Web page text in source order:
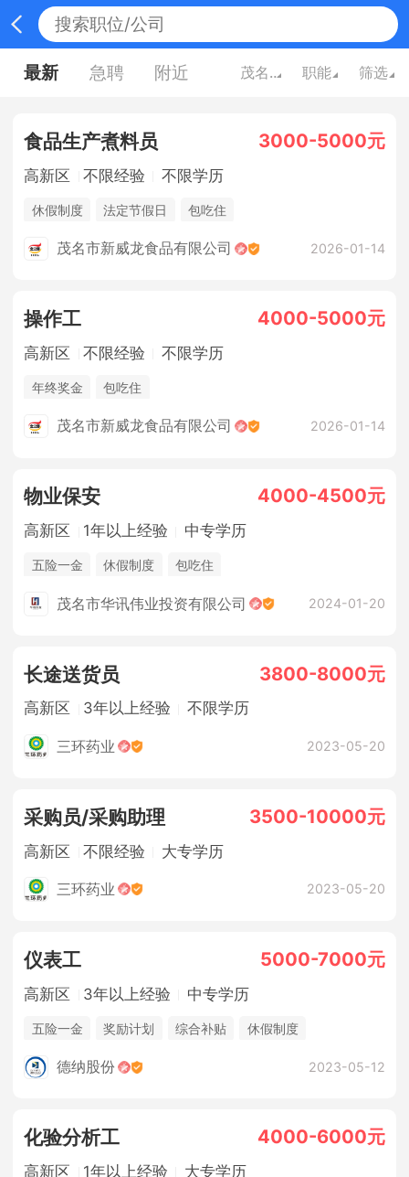
最新 急聘 附近 茂名广东 职能 筛选
食品生产煮料员 3000-5000元
高新区 不限经验 不限学历
休假制度 法定节假日 包吃住
茂名市新威龙食品有限公司 2026-01-14
操作工 4000-5000元
高新区 不限经验 不限学历
年终奖金 包吃住
茂名市新威龙食品有限公司 2026-01-14
物业保安 4000-4500元
高新区 1年以上经验 中专学历
五险一金 休假制度 包吃住
茂名市华讯伟业投资有限公司 2024-01-20
长途送货员 3800-8000元
高新区 3年以上经验 不限学历
三环药业 2023-05-20
采购员/采购助理 3500-10000元
高新区 不限经验 大专学历
三环药业 2023-05-20
仪表工 5000-7000元
高新区 3年以上经验 中专学历
五险一金 奖励计划 综合补贴
休假制度
法定节假日
德纳股份 2023-05-12
化验分析工 4000-6000元
高新区 1年以上经验 大专学历